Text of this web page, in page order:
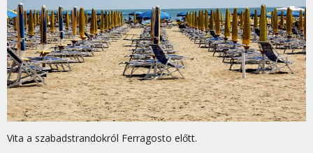
Vita a szabadstrandokról Ferragosto előtt.